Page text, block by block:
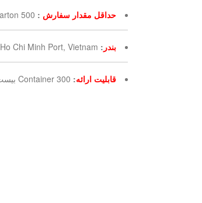
حداقل مقدار سفارش :
500 Carton
بندر :
Ho Chi Minh Port, Vietnam
قابلیت ارائه: 300 Container بیست-Foot/ماه ها